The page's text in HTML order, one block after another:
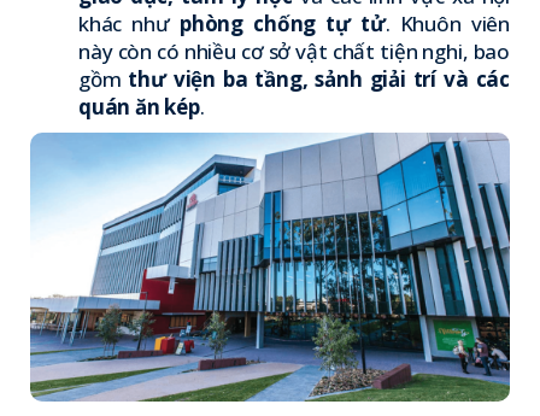
khác như phòng chống tự tử. Khuôn viên
này còn có nhiều cơ sở vật chất tiện nghi, bao
gồm thư viện ba tầng, sảnh giải trí và các
quán ăn kép.